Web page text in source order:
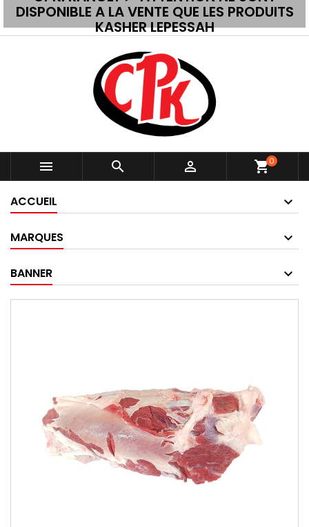
DISPONIBLE A LA VENTE QUE LES PRODUITS
KASHER LEPESSAH
   shopping_cart0
ACCUEIL
MARQUES
BANNER